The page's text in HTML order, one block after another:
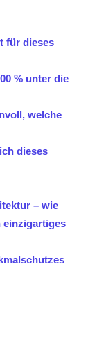
für dieses
% unter die
welche
dieses
– wie
einzigartiges